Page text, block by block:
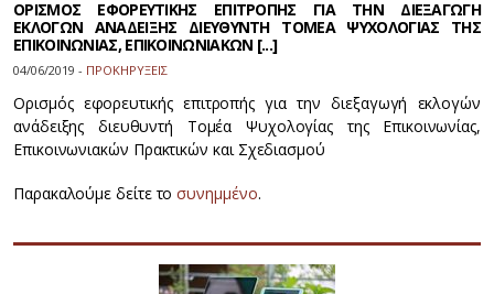
ΟΡΙΣΜΟΣ ΕΦΟΡΕΥΤΙΚΗΣ ΕΠΙΤΡΟΠΗΣ ΓΙΑ ΤΗΝ ΔΙΕΞΑΓΩΓΗ
ΕΚΛΟΓΩΝ ΑΝΑΔΕΙΞΗΣ ΔΙΕΥΘΥΝΤΗ ΤΟΜΕΑ ΨΥΧΟΛΟΓΙΑΣ ΤΗΣ
ΕΠΙΚΟΙΝΩΝΙΑΣ, ΕΠΙΚΟΙΝΩΝΙΑΚΩΝ [...]
04/06/2019 - ΠΡΟΚΗΡΥΞΕΙΣ
Ορισμός εφορευτικής επιτροπής για την διεξαγωγή εκλογών
ανάδειξης διευθυντή Τομέα Ψυχολογίας της Επικοινωνίας,
Επικοινωνιακών Πρακτικών και Σχεδιασμού
Παρακαλούμε δείτε τοσυνημμένο.